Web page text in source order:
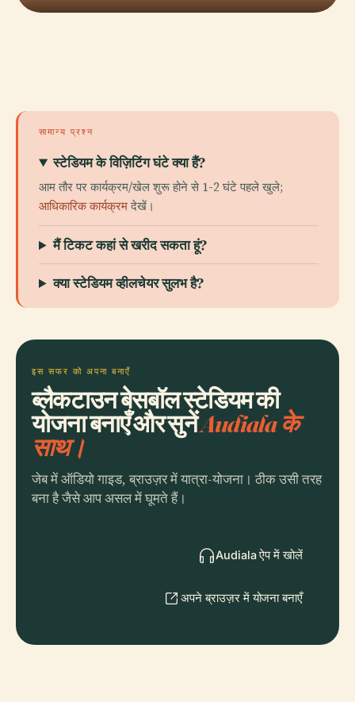
सामान्य प्रश्न
स्टेडियम के विज़िटिंग घंटे क्या हैं?
आम तौर पर कार्यक्रम/खेल शुरू होने से 1-2 घंटे पहले खुले;
आधिकारिक कार्यक्रमदेखें।
मैं टिकट कहां से खरीद सकता हूं?
क्या स्टेडियम व्हीलचेयर सुलभ है?
इस सफर को अपना बनाएँ
ब्लैकटाउन बेसबॉल स्टेडियम की
योजना बनाएँ और सुनेंAudiala के
साथ।
जेब में ऑडियो गाइड, ब्राउज़र में यात्रा-योजना। ठीक उसी तरह
बना है जैसे आप असल में घूमते हैं।
Audiala ऐप में खोलें
अपने ब्राउज़र में योजना बनाएँ